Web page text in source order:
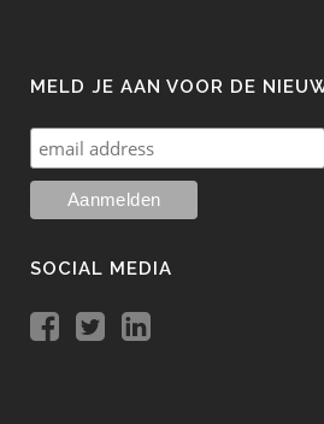
MELD JE AAN VOOR DE
SOCIAL MEDIA